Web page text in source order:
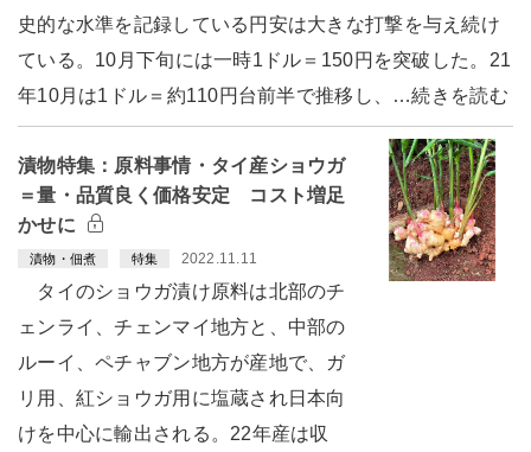
史的な水準を記録している円安は大きな打撃を与え続け
ている。10月下旬には一時1ドル＝150円を突破した。21
年10月は1ドル＝約110円台前半で推移し、…続きを読む
漬物特集：原料事情・タイ産ショウガ
＝量・品質良く価格安定 コスト増足
かせに
漬物・佃煮 特集 2022.11.11
タイのショウガ漬け原料は北部のチ
ェンライ、チェンマイ地方と、中部の
ルーイ、ペチャブン地方が産地で、ガ
リ用、紅ショウガ用に塩蔵され日本向
けを中心に輸出される。22年産は収